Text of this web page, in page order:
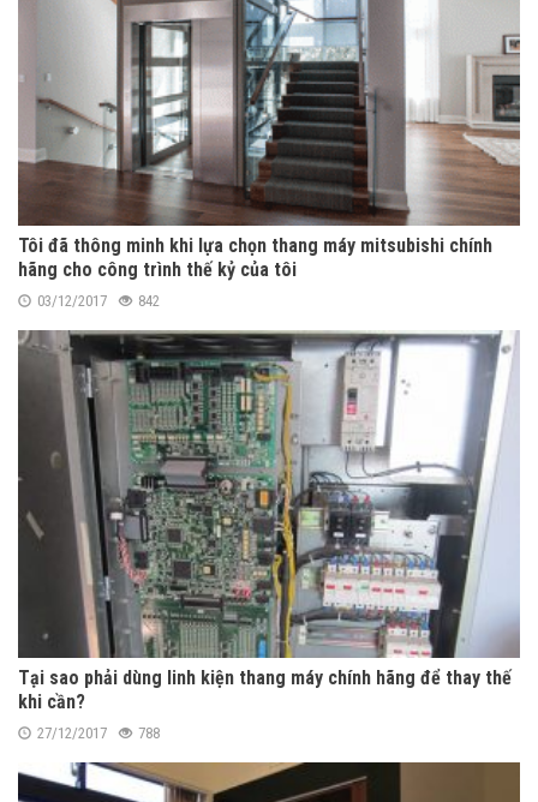
Tôi đã thông minh khi lựa chọn thang máy mitsubishi chính
hãng cho công trình thế kỷ của tôi
03/12/2017 842
Tại sao phải dùng linh kiện thang máy chính hãng để thay thế
khi cần?
27/12/2017 788